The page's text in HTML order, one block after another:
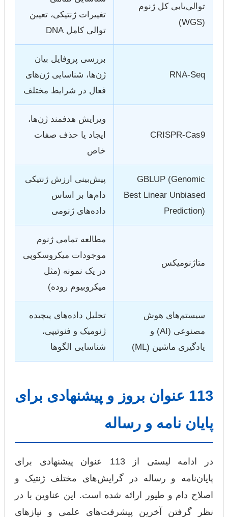
توالی‌یابی کل ژنوم
(WGS)
تغییرات ژنتیکی، تعیین
توالی کامل DNA
RNA-Seq
بررسی پروفایل بیان
ژن‌ها، شناسایی ژن‌های
فعال در شرایط مختلف
CRISPR-Cas9
ویرایش هدفمند ژن‌ها،
ایجاد یا حذف صفات
خاص
GBLUP (Genomic
Best Linear Unbiased
Prediction)
پیش‌بینی ارزش ژنتیکی
دام‌ها بر اساس
داده‌های ژنومی
متاژنومیکس
مطالعه تمامی ژنوم
موجودات میکروسکوپی
در یک نمونه (مثل
میکروبیوم روده)
سیستم‌های هوش
مصنوعی (AI) و
یادگیری ماشین (ML)
تحلیل داده‌های پیچیده
ژنومیک و فنوتیپی،
شناسایی الگوها
113 عنوان بروز و پیشنهادی برای
پایان نامه و رساله
در ادامه لیستی از 113 عنوان پیشنهادی برای
پایان‌نامه و رساله در گرایش‌های مختلف ژنتیک و
اصلاح دام و طیور ارائه شده است. این عناوین با در
نظر گرفتن آخرین پیشرفت‌های علمی و نیازهای